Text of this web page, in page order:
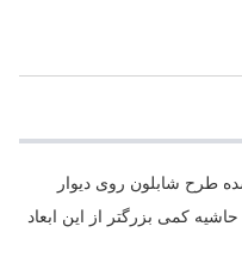
طرح شابلون روی دیوار
کمی بزرگتر از این ابعاد